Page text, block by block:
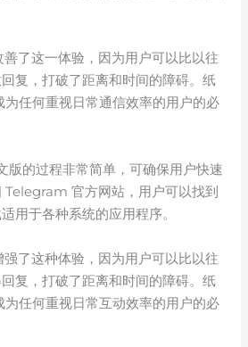
了这一体验，因为用户可以比以往
复，打破了距离和时间的障碍。纸
任何重视日常通信效率的用户的必
版的过程非常简单，可确保用户快速
Telegram 官方网站，用户可以找到
用于各种系统的应用程序。
了这种体验，因为用户可以比以往
复，打破了距离和时间的障碍。纸
任何重视日常互动效率的用户的必